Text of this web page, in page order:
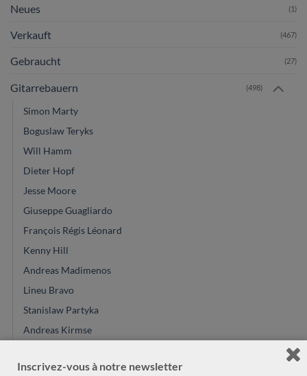
Neues (1)
Verkauft (467)
Gebraucht (27)
Gitarrebauern (498)
Simon Marty
Boguslaw Teryks
Will Hamm
Dieter Hopf
Jesse Moore
Giuseppe Guagliardo
François Régis Léonard
Kenny Hill
Andreas Madimenos
Lineu Bravo
Stanislaw Partyka
Andreas Kirmse
Dieter Müller
Inscrivez-vous à notre newsletter